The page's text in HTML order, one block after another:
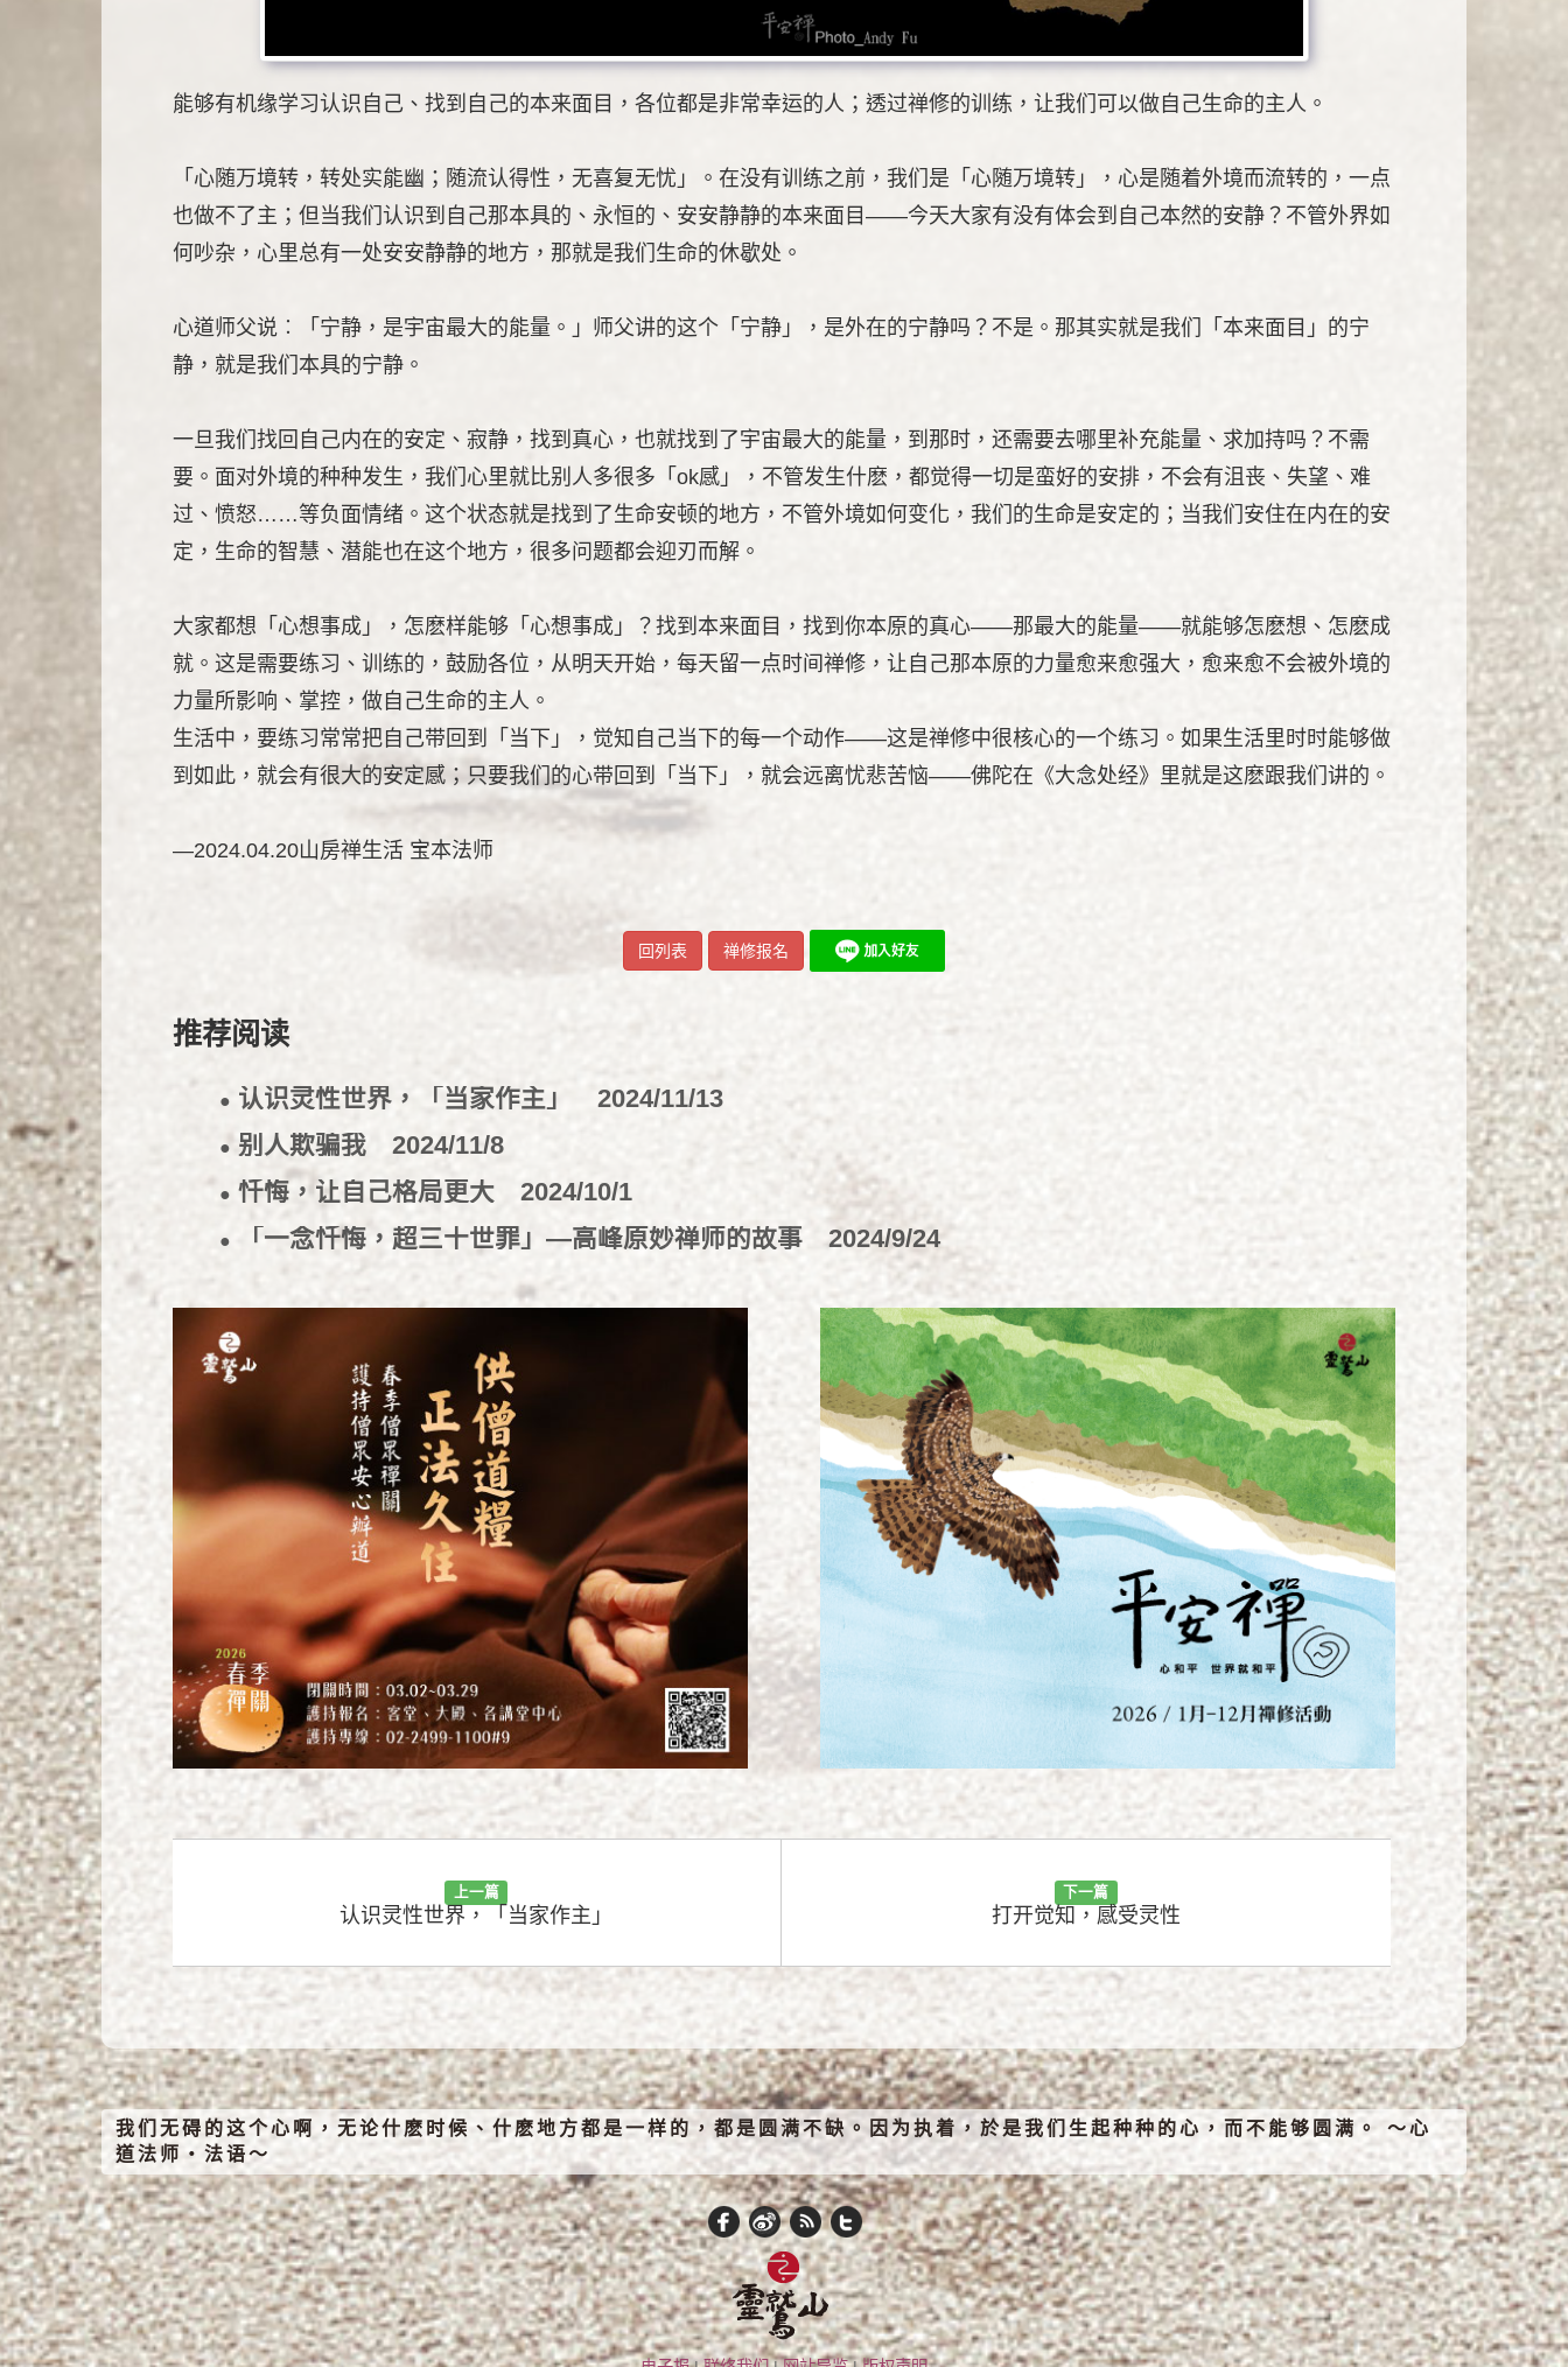
能够有机缘学习认识自己、找到自己的本来面目，各位都是非常幸运的人；透过禅修的训练，让我们可以做自己生命的主人。
「心随万境转，转处实能幽；随流认得性，无喜复无忧」。在没有训练之前，我们是「心随万境转」，心是随着外境而流转的，一点
也做不了主；但当我们认识到自己那本具的、永恒的、安安静静的本来面目——今天大家有没有体会到自己本然的安静？不管外界如
何吵杂，心里总有一处安安静静的地方，那就是我们生命的休歇处。
心道师父说︰「宁静，是宇宙最大的能量。」师父讲的这个「宁静」，是外在的宁静吗？不是。那其实就是我们「本来面目」的宁
静，就是我们本具的宁静。
一旦我们找回自己内在的安定、寂静，找到真心，也就找到了宇宙最大的能量，到那时，还需要去哪里补充能量、求加持吗？不需
要。面对外境的种种发生，我们心里就比别人多很多「ok感」，不管发生什麽，都觉得一切是蛮好的安排，不会有沮丧、失望、难
过、愤怒……等负面情绪。这个状态就是找到了生命安顿的地方，不管外境如何变化，我们的生命是安定的；当我们安住在内在的安
定，生命的智慧、潜能也在这个地方，很多问题都会迎刃而解。
大家都想「心想事成」，怎麽样能够「心想事成」？找到本来面目，找到你本原的真心——那最大的能量——就能够怎麽想、怎麽成
就。这是需要练习、训练的，鼓励各位，从明天开始，每天留一点时间禅修，让自己那本原的力量愈来愈强大，愈来愈不会被外境的
力量所影响、掌控，做自己生命的主人。
生活中，要练习常常把自己带回到「当下」，觉知自己当下的每一个动作——这是禅修中很核心的一个练习。如果生活里时时能够做
到如此，就会有很大的安定感；只要我们的心带回到「当下」，就会远离忧悲苦恼——佛陀在《大念处经》里就是这麽跟我们讲的。
—2024.04.20山房禅生活 宝本法师
回列表 禅修报名
推荐阅读
● 认识灵性世界，「当家作主」 2024/11/13
●别人欺骗我 2024/11/8
● 忏悔，让自己格局更大 2024/10/1
● 「一念忏悔，超三十世罪」—高峰原妙禅师的故事2024/9/24
上一篇
认识灵性世界，「当家作主」
下一篇
打开觉知，感受灵性
我们无碍的这个心啊，无论什麽时候、什麽地方都是一样的，都是圆满不缺。因为执着，於是我们生起种种的心，而不能够圆满。 ～心
道法师‧法语～